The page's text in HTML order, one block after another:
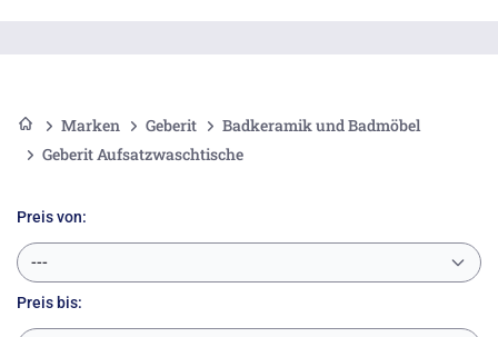
Marken Geberit
Badkeramik und Badmöbel
Geberit Aufsatzwaschtische
Preis von:
---
Preis bis: